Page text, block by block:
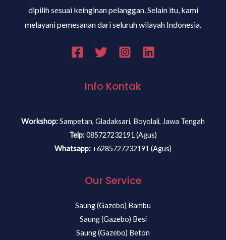
dipilih sesuai keinginan pelanggan. Selain itu, kami
melayani pemesanan dari seluruh wilayah Indonesia.
Info Kontak
Workshop:Sampetan, Gladaksari, Boyolali, Jawa Tengah
Telp:085727232191 (Agus)
Whatsapp: +6285727232191 (Agus)
Our Service
Saung (Gazebo) Bambu
Saung (Gazebo) Besi
Saung (Gazebo) Beton